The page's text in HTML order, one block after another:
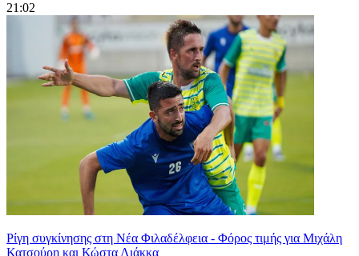
21:02
Ρίγη συγκίνησης στη Νέα Φιλαδέλφεια - Φόρος τιμής για Μιχάλη
Κατσούρη και Κώστα Λιάκκα